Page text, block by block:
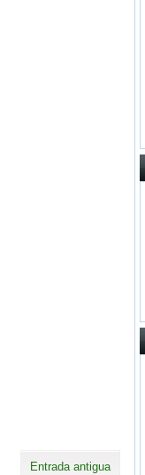
Entrada antigua